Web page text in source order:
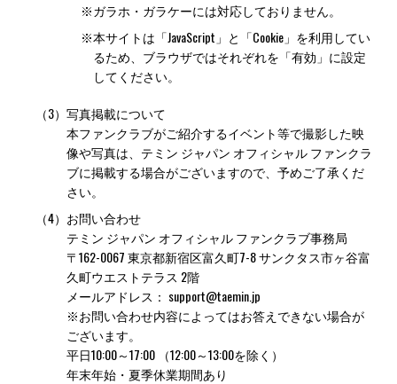
※ガラホ・ガラケーには対応しておりません。
※本サイトは「JavaScript」と「Cookie」を利用してい
るため、ブラウザではそれぞれを「有効」に設定
してください。
（3） 写真掲載について
本ファンクラブがご紹介するイベント等で撮影した映
像や写真は、テミン ジャパン オフィシャル ファンクラ
ブに掲載する場合がございますので、予めご了承くだ
さい。
（4） お問い合わせ
テミン ジャパン オフィシャル ファンクラブ事務局
〒162-0067 東京都新宿区富久町7-8 サンクタス市ヶ谷富
久町ウエストテラス 2階
メールアドレス： support@taemin.jp
※お問い合わせ内容によってはお答えできない場合が
ございます。
平日10:00～17:00 （12:00～13:00を除く）
年末年始・夏季休業期間あり